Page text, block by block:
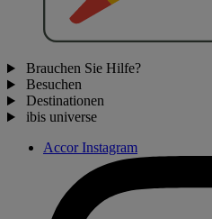
Brauchen Sie Hilfe?
Besuchen
Destinationen
ibis universe
Accor Instagram